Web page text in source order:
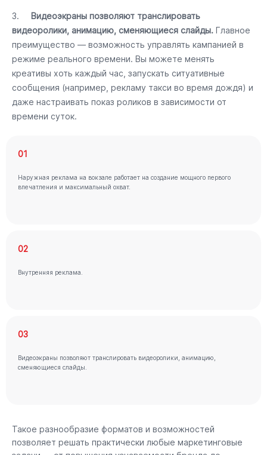
3. Видеоэкраны позволяют транслировать
видеоролики, анимацию, сменяющиеся слайды. Главное
преимущество — возможность управлять кампанией в
режиме реального времени. Вы можете менять
креативы хоть каждый час, запускать ситуативные
сообщения (например, рекламу такси во время дождя) и
даже настраивать показ роликов в зависимости от
времени суток.
01
Наружная реклама на вокзале работает на создание мощного первого
впечатления и максимальный охват.
02
Внутренняя реклама.
03
Видеоэкраны позволяют транслировать видеоролики, анимацию,
сменяющиеся слайды.
Такое разнообразие форматов и возможностей
позволяет решать практически любые маркетинговые